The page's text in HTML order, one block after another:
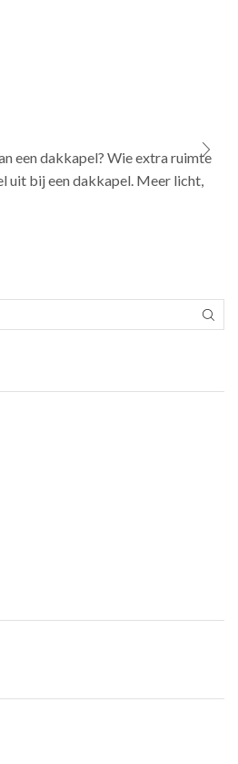
een dakkapel? Wie extra ruimte
uit bij een dakkapel. Meer licht,